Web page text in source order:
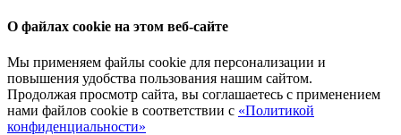
О файлах cookie на этом веб-сайте
Мы применяем файлы cookie для персонализации и
повышения удобства пользования нашим сайтом.
Продолжая просмотр сайта, вы соглашаетесь с применением
нами файлов cookie в соответствии с «Политикой
конфиденциальности»